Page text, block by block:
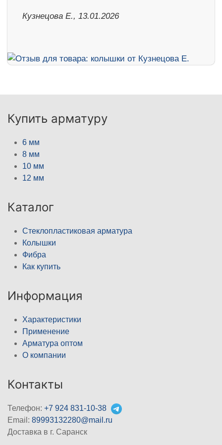
Кузнецова Е., 13.01.2026
Купить арматуру
6 мм
8 мм
10 мм
12 мм
Каталог
Стеклопластиковая арматура
Колышки
Фибра
Как купить
Информация
Характеристики
Применение
Арматура оптом
О компании
Контакты
Телефон: +7 924 831-10-38
Email: 89993132280@mail.ru
Доставка в г. Саранск